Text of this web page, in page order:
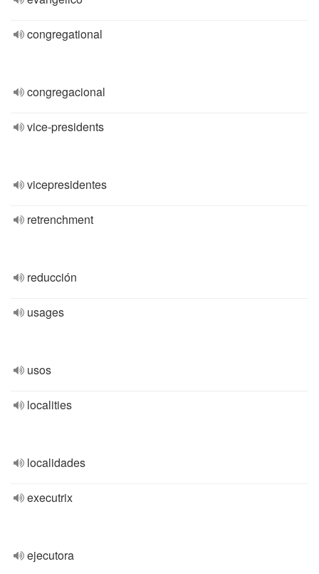
congregational
congregacional
vice-presidents
vicepresidentes
retrenchment
reducción
usages
usos
localities
localidades
executrix
ejecutora